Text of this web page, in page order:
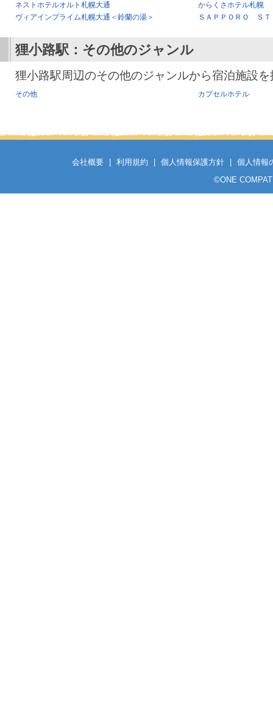
ネストホテルオルト札幌大通
からくさホテル札幌
ヴィアインプライム札幌大通＜鈴蘭の湯＞
ＳＡＰＰＯＲＯ Ｓ
狸小路駅 ：その他のジャンル
狸小路駅周辺のその他のジャンルから宿泊施設
その他 カプセルホテル
会社概要 利用規約 個人情報保護方針
個人情報
©ONE